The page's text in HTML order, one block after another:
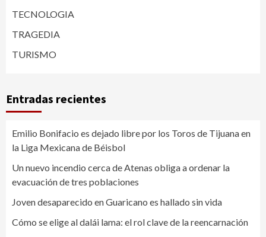
TECNOLOGIA
TRAGEDIA
TURISMO
Entradas recientes
Emilio Bonifacio es dejado libre por los Toros de Tijuana en
la Liga Mexicana de Béisbol
Un nuevo incendio cerca de Atenas obliga a ordenar la
evacuación de tres poblaciones
Joven desaparecido en Guaricano es hallado sin vida
Cómo se elige al dalái lama: el rol clave de la reencarnación